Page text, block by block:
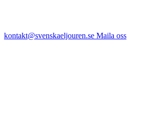
kontakt@svenskaeljouren.se Maila oss